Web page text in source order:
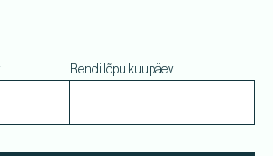
Rendi lõpu kuupäev